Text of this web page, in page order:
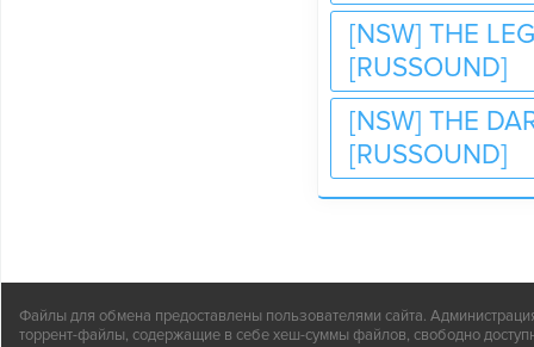
[NSW] THE
[RUSSOUND]
[NSW] THE
[RUSSOUND]
Файлы для обмена предоставлены пользователями сайта.
торрент-файлы, содержащие в себе хеш-суммы файлов, свободно